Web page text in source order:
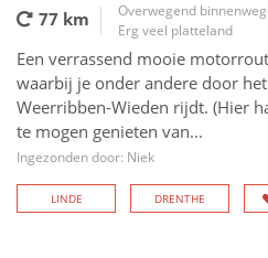
77 km
Overwegend
Erg veel platteland
Een verrassend mooie
waarbij je onder andere door
Weerribben-Wieden rijdt. (Hier
te mogen genieten van...
Ingezonden door: Niek
LINDE DRENTHE